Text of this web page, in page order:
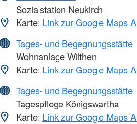
Sozialstation Neukirch
Karte: Link zur Google Maps
Tages- und Begegnungsstätte
Wohnanlage Wilthen
Karte: Link zur Google Maps
Tages- und Begegnungsstätte
Tagespflege Königswartha
Karte: Link zur Google Maps